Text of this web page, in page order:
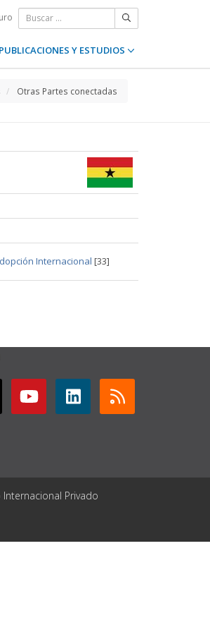
PUBLICACIONES Y ESTUDIOS
Otras Partes conectadas
Internacional [33]
Privado